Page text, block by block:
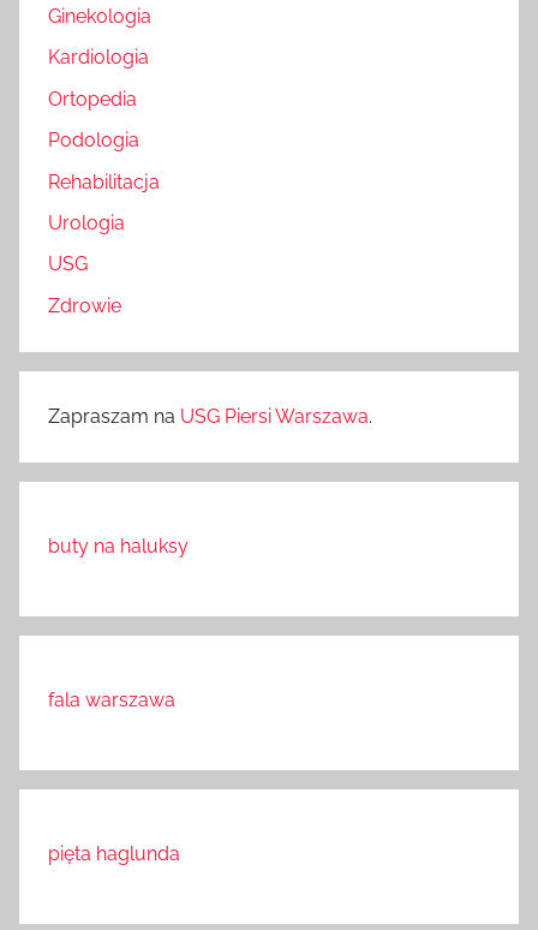
Ginekologia
Kardiologia
Ortopedia
Podologia
Rehabilitacja
Urologia
USG
Zdrowie
Zapraszam na USG Piersi Warszawa.
buty na haluksy
fala warszawa
pięta haglunda